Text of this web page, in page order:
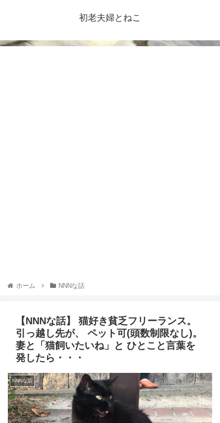
初老夫婦とねこ
ホーム NNNな話
【NNNな話】 猫好き貧乏フリーランス。
引っ越し先が、 ペット可(頭数制限なし)。
妻と「猫飼いたいね」と ひとこと言葉を
発したら・・・
NNNな話